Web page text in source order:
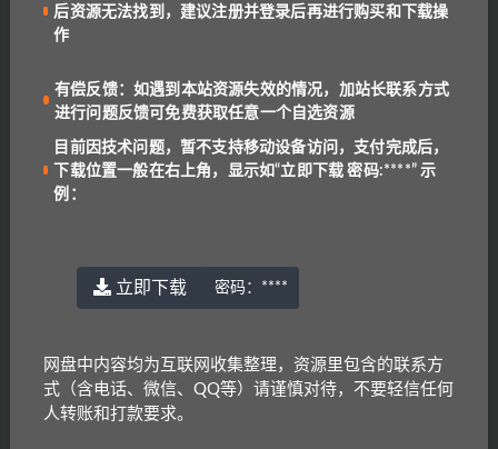
强烈建议：虽然本站提供免登录下载服务，
有偿反馈：如遇到本站资源失效的情况，加
站长联系方式进行问题反馈可免费获取任意
一个自选资源
问：
资源，3.本站独家资源
下载失败或找不到下载位置？
后下载位置一般在右上角，显示为“立即下载 密
码:****”
问： 为什么有些解压包会有密码？
后资源无法找到，建议注册并登录后再进行购买和下载操
作
有偿反馈：如遇到本站资源失效的情况，加站长联系方式
进行问题反馈可免费获取任意一个自选资源
目前因技术问题，暂不支持移动设备访问，支付完成后，
下载位置一般在右上角，显示如“立即下载 密码:****” 示
例：
立即下载 密码： ****
网盘中内容均为互联网收集整理，资源里包含的联系方
式（含电话、微信、QQ等）请谨慎对待，不要轻信任何
人转账和打款要求。